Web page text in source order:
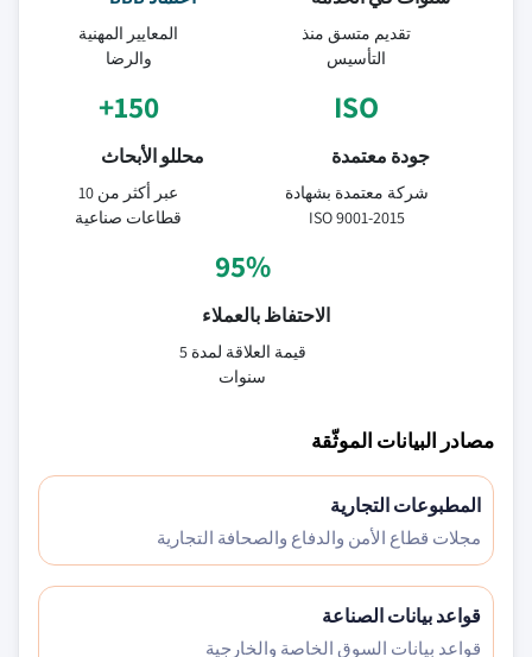
تقديم متسق منذ
التأسيس
المعايير المهنية
والرضا
ISO
جودة معتمدة
شركة معتمدة بشهادة
ISO 9001-2015
150+
محللو الأبحاث
عبر أكثر من 10
قطاعات صناعية
95%
الاحتفاظ بالعملاء
قيمة العلاقة لمدة 5
سنوات
مصادر البيانات الموثّقة
المطبوعات التجارية
مجلات قطاع الأمن والدفاع والصحافة التجارية
قواعد بيانات الصناعة
قواعد بيانات السوق الخاصة والخارجية